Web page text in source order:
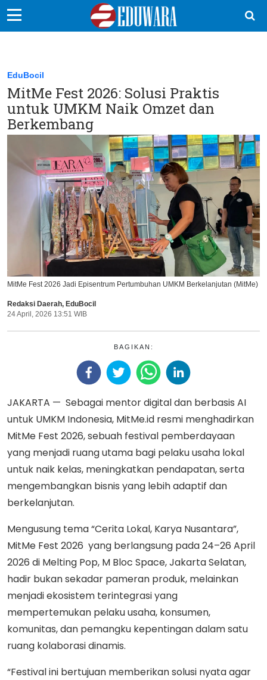
Sekolah Kita
Vokasi
Kampus
Idea
EduDana
Ikuti Kami di:
EduBocil
MitMe Fest 2026: Solusi Praktis
untuk UMKM Naik Omzet dan
Berkembang
MitMe Fest 2026 Jadi Episentrum Pertumbuhan UMKM Berkelanjutan (MitMe)
Redaksi Daerah, EduBocil
24 April, 2026 13:51 WIB
BAGIKAN:
JAKARTA — Sebagai mentor digital dan berbasis AI
untuk UMKM Indonesia, MitMe.id resmi menghadirkan
MitMe Fest 2026, sebuah festival pemberdayaan
yang menjadi ruang utama bagi pelaku usaha lokal
untuk naik kelas, meningkatkan pendapatan, serta
mengembangkan bisnis yang lebih adaptif dan
berkelanjutan.
Mengusung tema “Cerita Lokal, Karya Nusantara”,
MitMe Fest 2026 yang berlangsung pada 24–26 April
2026 di Melting Pop, M Bloc Space, Jakarta Selatan,
hadir bukan sekadar pameran produk, melainkan
menjadi ekosistem terintegrasi yang
mempertemukan pelaku usaha, konsumen,
komunitas, dan pemangku kepentingan dalam satu
ruang kolaborasi dinamis.
“Festival ini bertujuan memberikan solusi nyata agar